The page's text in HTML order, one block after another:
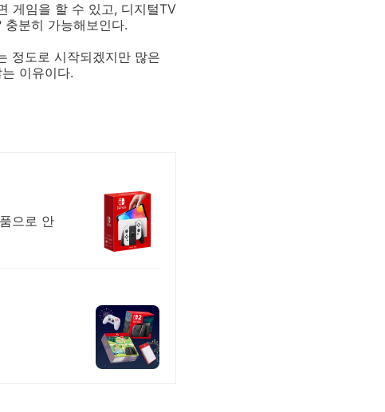
게임을 할 수 있고, 디지털TV
분히 가능해보인다.
정도로 시작되겠지만 많은
이유이다.
으로 안